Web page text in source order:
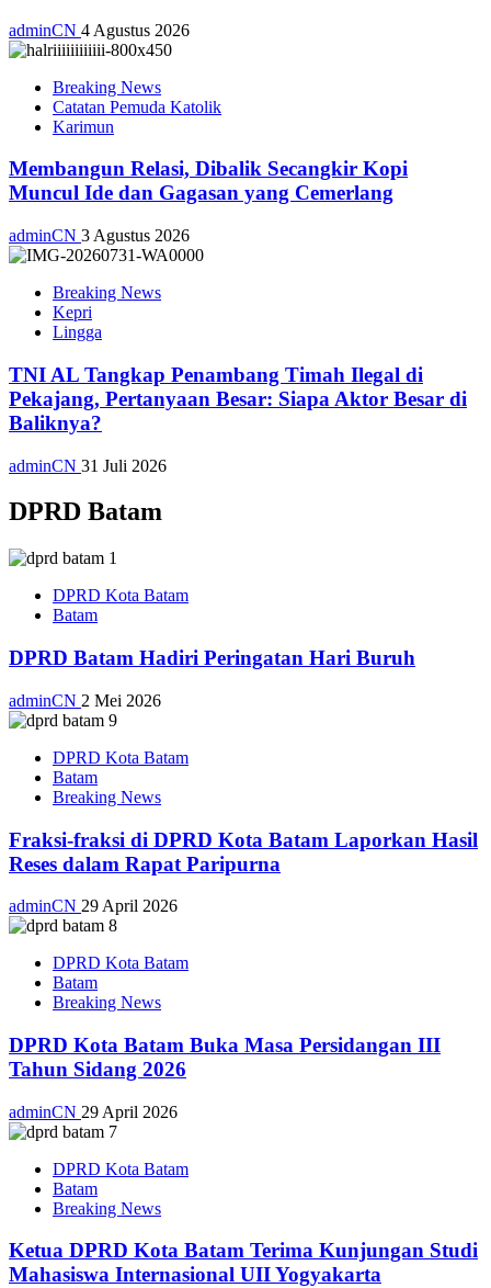
adminCN 4 Agustus 2026
Breaking News
Catatan Pemuda Katolik
Karimun
Membangun Relasi, Dibalik Secangkir Kopi
Muncul Ide dan Gagasan yang Cemerlang
adminCN 3 Agustus 2026
Breaking News
Kepri
Lingga
TNI AL Tangkap Penambang Timah Ilegal di
Pekajang, Pertanyaan Besar: Siapa Aktor Besar di
Baliknya?
adminCN 31 Juli 2026
DPRD Batam
DPRD Kota Batam
Batam
DPRD Batam Hadiri Peringatan Hari Buruh
adminCN 2 Mei 2026
DPRD Kota Batam
Batam
Breaking News
Fraksi-fraksi di DPRD Kota Batam Laporkan Hasil
Reses dalam Rapat Paripurna
adminCN 29 April 2026
DPRD Kota Batam
Batam
Breaking News
DPRD Kota Batam Buka Masa Persidangan III
Tahun Sidang 2026
adminCN 29 April 2026
DPRD Kota Batam
Batam
Breaking News
Ketua DPRD Kota Batam Terima Kunjungan Studi
Mahasiswa Internasional UII Yogyakarta